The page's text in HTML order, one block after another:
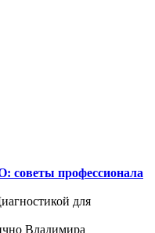
советы профессионала
для
Владимира